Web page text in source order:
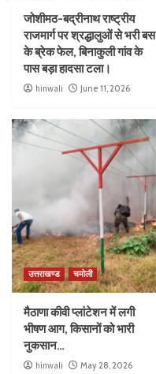
जोशीमठ-बद्रीनाथ राष्ट्रीय
राजमार्ग पर श्रद्धालुओं से भरी बस
के ब्रेक फेल, बिनाकुली गांव के
पास बड़ा हादसा टला।
hinwali June 11, 2026
उत्तराखण्ड चमोली
मैठाणा कीवी प्लांटेशन में लगी
भीषण आग, किसानों को भारी
नुकसान…
hinwali May 28, 2026